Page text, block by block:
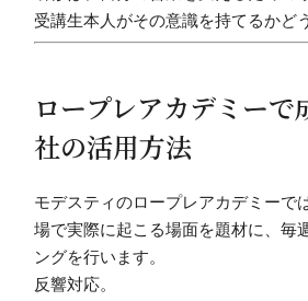
受講生本人がその意識を持てるかど
ロープレアカデミーで
社の活用方法
モデスティのロープレアカデミーで
場で実際に起こる場面を題材に、毎
ングを行います。
反響対応。